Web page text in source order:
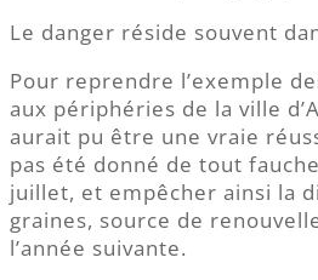
Le danger réside souvent
Pour reprendre l’exemple
aux périphéries de la ville
aurait pu être une vraie
pas été donné de tout
juillet, et empêcher ainsi la
graines, source de
l’année suivante.